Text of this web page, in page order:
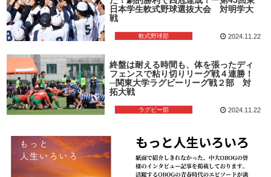
軟式野球部
日本学生軟式野球選抜大会 対明学大
戦
2024.11.22
ラグビー部
終盤は耐える時間も、体を張ったディ
フェンスで粘り切りリーグ戦４連勝！
─関東大学ラグビーリーグ戦２部 対
拓大戦
2024.11.22